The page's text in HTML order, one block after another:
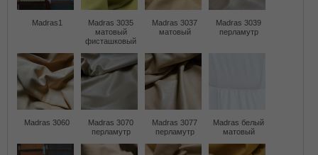
Madras1
Madras 3035
матовый
фисташковый
Madras 3037
матовый
Madras 3039
перламутр
Madras 3060
Madras 3070
перламутр
Madras 3077
перламутр
Madras белый
матовый